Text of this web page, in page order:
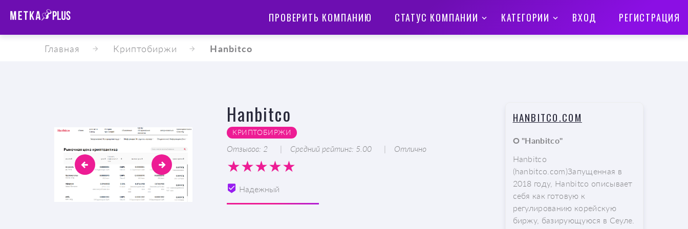
ПРОВЕРИТЬ КОМПАНИЮ СТАТУС КОМПАНИИ КАТЕГОРИИ ВХОД РЕГИСТРАЦИЯ
Главная Криптобиржи Hanbitco
Hanbitco
КРИПТОБИРЖИ
Отзывов: 2 Средний рейтинг: 5.00 Отлично
Надежный
HANBITCO.COM
О "Hanbitco"
Hanbitco
(hanbitco.com)Запущенная в
2018 году, Hanbitco описывает
себя как готовую к
регулированию корейскую
биржу, базирующуюся в Сеуле.